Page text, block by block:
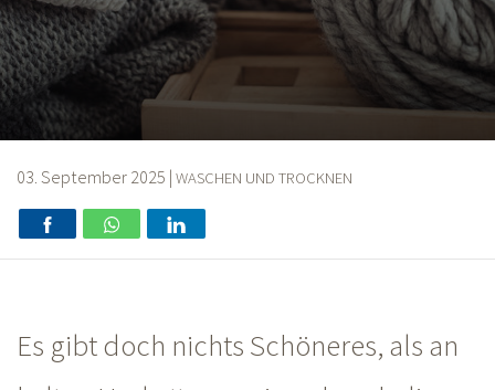
03. September 2025 | WASCHEN UND TROCKNEN
Es gibt doch nichts Schöneres, als an